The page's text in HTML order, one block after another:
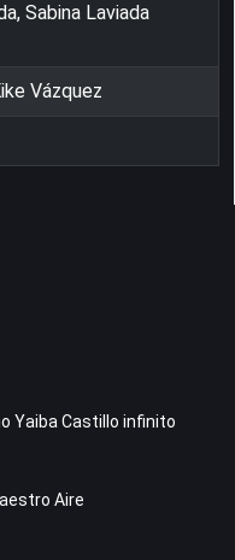
Sabina Laviada
Vázquez
Yaiba Castillo infinito
Aire